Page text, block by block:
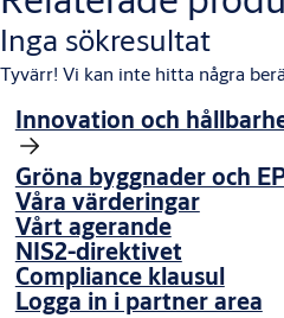
Inga sökresultat
Tyvärr! Vi kan inte hitta några
Innovation och
Gröna byggnader och
Våra värderingar
Vårt agerande
NIS2-direktivet
Compliance klausul
Logga in i partner area